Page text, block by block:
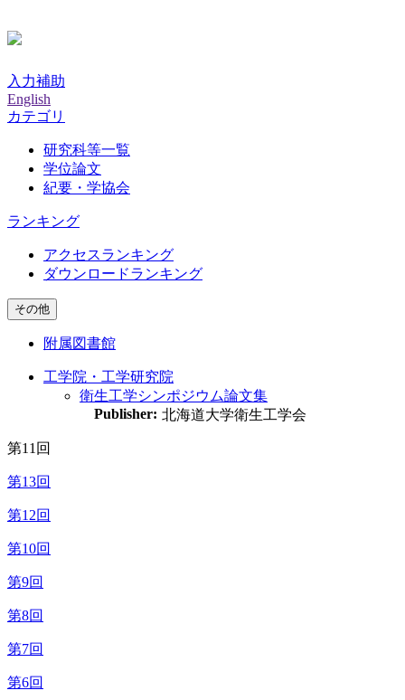
入力補助
English
カテゴリ
研究科等一覧
学位論文
紀要・学協会
ランキング
アクセスランキング
ダウンロードランキング
その他
附属図書館
工学院・工学研究院
衛生工学シンポジウム論文集
Publisher: 北海道大学衛生工学会
第11回
第13回
第12回
第10回
第9回
第8回
第7回
第6回